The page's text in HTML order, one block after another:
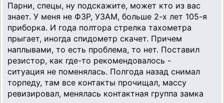
Парни, спецы, ну подскажите, может кто из вас
знает. У меня не Ф3Р, УЗАМ, больше 2-х лет 105-я
приборка. И года полтора стрелка тахометра
прыгает, иногда спидометр скачет. Причем
наплывами, то есть проблема, то нет. Поставил
резистор, как где-то рекомендовалось -
ситуация не поменялась. Полгода назад снимал
торпеду, там все контакты прочищал, массу
ревизировал, менялась контактная группа замка